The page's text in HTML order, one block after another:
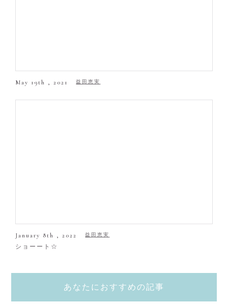
May 19th , 2021 益田恵実
January 8th , 2022 益田恵実
ショーート☆
あなたにおすすめの記事